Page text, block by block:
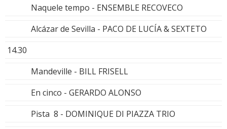
Naquele tempo - ENSEMBLE RECOVECO
Alcázar de Sevilla - PACO DE LUCÍA & SEXTETO
14.30
Mandeville - BILL FRISELL
En cinco - GERARDO ALONSO
Pista 8 - DOMINIQUE DI PIAZZA TRIO